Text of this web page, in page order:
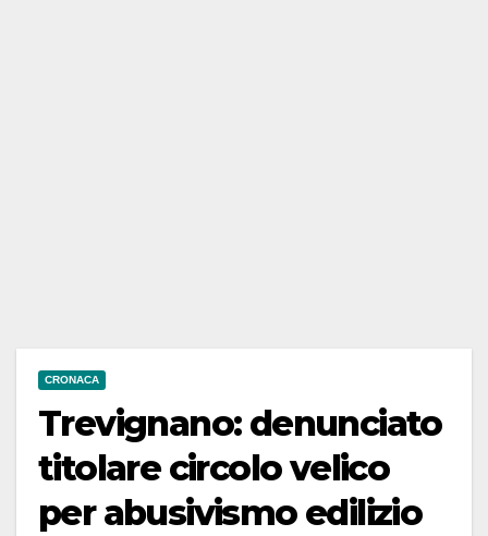
CRONACA
Trevignano: denunciato
titolare circolo velico
per abusivismo edilizio